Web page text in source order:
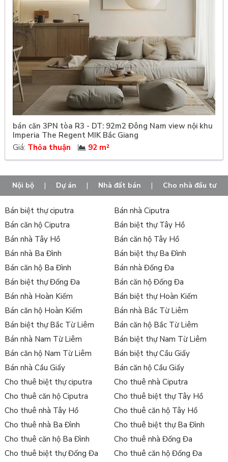
bán căn 3PN tòa R3 - DT: 92m2 Đông Nam view nội khu
Imperia The Regent MIK Bắc Giang
Giá: Thỏa thuận 92 m²
Nội bộ | Dự án | Nhà đất bán | Cho nhà đầu tư
Bán biệt thự ciputra
Bán nhà Ciputra
Bán căn hộ Ciputra
Bán biệt thự Tây Hồ
Bán nhà Tây Hồ
Bán căn hộ Tây Hồ
Bán nhà Ba Đình
Bán biệt thự Ba Đình
Bán căn hộ Ba Đình
Bán nhà Đống Đa
Bán biệt thự Đống Đa
Bán căn hộ Đống Đa
Bán nhà Hoàn Kiếm
Bán biệt thự Hoàn Kiếm
Bán căn hộ Hoàn Kiếm
Bán nhà Bắc Từ Liêm
Bán biệt thự Bắc Từ Liêm
Bán căn hộ Bắc Từ Liêm
Bán nhà Nam Từ Liêm
Bán biệt thự Nam Từ Liêm
Bán căn hộ Nam Từ Liêm
Bán biệt thự Cầu Giấy
Bán nhà Cầu Giấy
Bán căn hộ Cầu Giấy
Cho thuê biệt thự ciputra
Cho thuê nhà Ciputra
Cho thuê căn hộ Ciputra
Cho thuê biệt thự Tây Hồ
Cho thuê nhà Tây Hồ
Cho thuê căn hộ Tây Hồ
Cho thuê nhà Ba Đình
Cho thuê biệt thự Ba Đình
Cho thuê căn hộ Ba Đình
Cho thuê nhà Đống Đa
Cho thuê biệt thự Đống Đa
Cho thuê căn hộ Đống Đa